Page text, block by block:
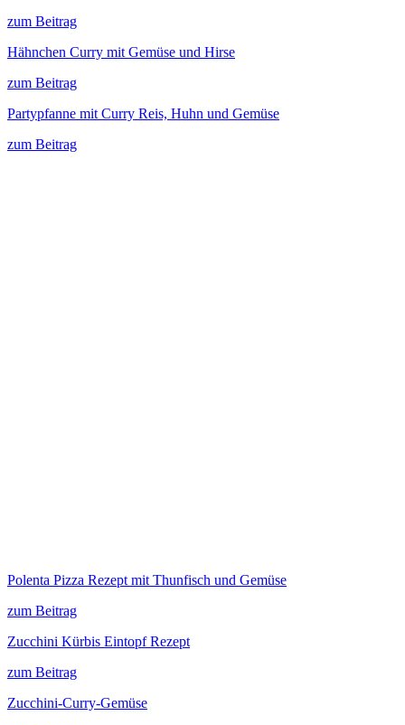
zum Beitrag
Hähnchen Curry mit Gemüse und Hirse
zum Beitrag
Partypfanne mit Curry Reis, Huhn und Gemüse
zum Beitrag
Polenta Pizza Rezept mit Thunfisch und Gemüse
zum Beitrag
Zucchini Kürbis Eintopf Rezept
zum Beitrag
Zucchini-Curry-Gemüse